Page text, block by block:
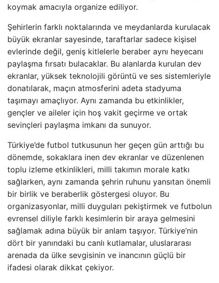
koymak amacıyla organize ediliyor.
Şehirlerin farklı noktalarında ve meydanlarda kurulacak
büyük ekranlar sayesinde, taraftarlar sadece kişisel
evlerinde değil, geniş kitlelerle beraber aynı heyecanı
paylaşma fırsatı bulacaklar. Bu alanlarda kurulan dev
ekranlar, yüksek teknolojili görüntü ve ses sistemleriyle
donatılarak, maçın atmosferini adeta stadyuma
taşımayı amaçlıyor. Aynı zamanda bu etkinlikler,
gençler ve aileler için hoş vakit geçirme ve ortak
sevinçleri paylaşma imkanı da sunuyor.
Türkiye’de futbol tutkusunun her geçen gün arttığı bu
dönemde, sokaklara inen dev ekranlar ve düzenlenen
toplu izleme etkinlikleri, milli takımın morale katkı
sağlarken, aynı zamanda şehrin ruhunu yansıtan önemli
bir birlik ve beraberlik göstergesi oluyor. Bu
organizasyonlar, milli duyguları pekiştirmek ve futbolun
evrensel diliyle farklı kesimlerin bir araya gelmesini
sağlamak adına büyük bir anlam taşıyor. Türkiye’nin
dört bir yanındaki bu canlı kutlamalar, uluslararası
arenada da ülke sevgisinin ve inancının güçlü bir
ifadesi olarak dikkat çekiyor.